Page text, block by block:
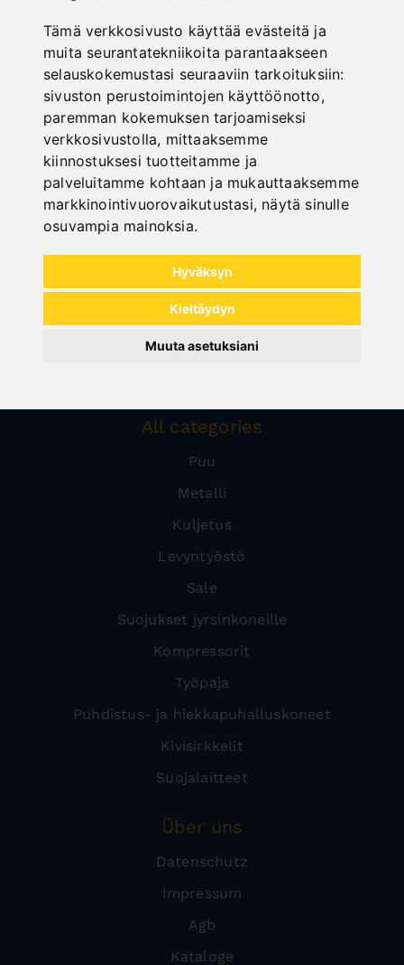
Tämä verkkosivusto käyttää evästeitä ja
muita seurantatekniikoita parantaakseen
selauskokemustasi seuraaviin tarkoituksiin:
sivuston perustoimintojen käyttöönotto,
paremman kokemuksen tarjoamiseksi
verkkosivustolla, mittaaksemme
kiinnostuksesi tuotteitamme ja
palveluitamme kohtaan ja mukauttaaksemme
markkinointivuorovaikutustasi, näytä sinulle
osuvampia mainoksia.
Hyväksyn
Kieltäydyn
Muuta asetuksiani
Out of Stock
All categories
Puu
Metalli
Kuljetus
Levyntyöstö
Sale
Suojukset jyrsinkoneille
Kompressorit
Työpaja
Puhdistus- ja hiekkapuhalluskoneet
Kivisirkkelit
Suojalaitteet
Über uns
Datenschutz
Impressum
Agb
Kataloge